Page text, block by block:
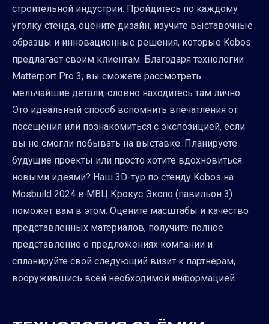
строительной индустрии. Пройдитесь по каждому
уголку стенда, оцените дизайн, изучите выставочные
образцы и инновационные решения, которые Kobos
предлагает своим клиентам. Благодаря технологии
Matterport Pro 3, вы сможете рассмотреть
мельчайшие детали, словно находитесь там лично.
Это идеальный способ вспомнить впечатления от
посещения или познакомиться с экспозицией, если
вы не смогли побывать на выставке. Планируете
будущие проекты или просто хотите вдохновиться
новыми идеями? Наш 3D-тур по стенду Kobos на
Mosbuild 2024 в МВЦ Крокус Экспо (павильон 3)
поможет вам в этом. Оцените масштабы и качество
представленных материалов, получите полное
представление о предложениях компании и
спланируйте свой следующий визит к партнерам,
вооружившись всей необходимой информацией.